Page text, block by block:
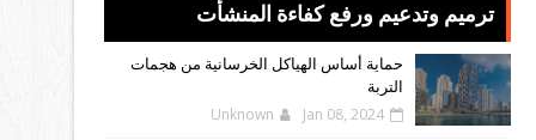
ترميم وتدعيم ورفع كفاءة المنشأت
حماية أساس الهياكل الخرسانية من هجمات
التربة
Unknown Jan 08, 2024